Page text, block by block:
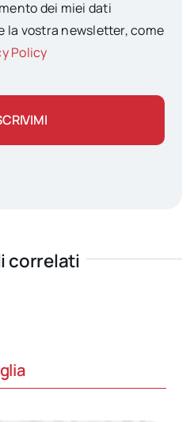
dei miei dati
la vostra newsletter, come
Policy
correlati